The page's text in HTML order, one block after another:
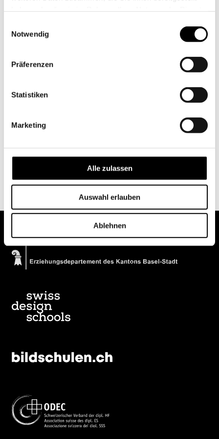
Notwendig
Präferenzen
Statistiken
Marketing
Alle zulassen
Auswahl erlauben
Ablehnen